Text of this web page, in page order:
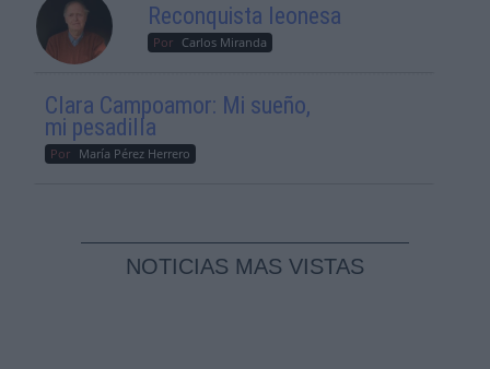
Reconquista leonesa
Por Carlos Miranda
Clara Campoamor: Mi sueño,
mi pesadilla
Por María Pérez Herrero
NOTICIAS MAS VISTAS